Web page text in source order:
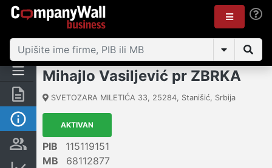
Rezime
Vlasnička struktura
Mihajlo Vasiljević pr ZBRKA
SVETOZARA MILETIĆA 33, 25284, Stanišić, Srbija
AKTIVAN
PIB
115119151
MB
68112877